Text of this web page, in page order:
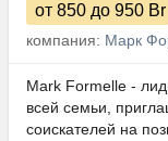
от 850 до 950 Br
компания: Марк
Mark Formelle -
всей семьи,
соискателей на